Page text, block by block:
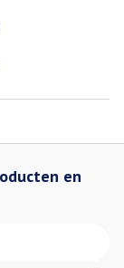
en